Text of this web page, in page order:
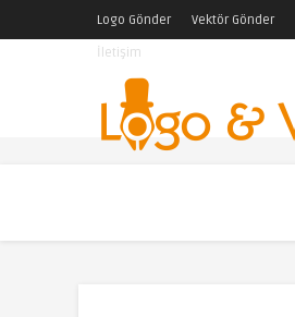
Logo Gönder Vektör Gönder
İletişim